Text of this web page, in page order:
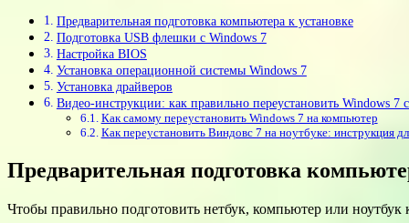
Предварительная подготовка компьютера к установке
Подготовка USB флешки с Windows 7
Настройка BIOS
Установка операционной системы Windows 7
Установка драйверов
Видео-инструкции: как правильно переустановить Windows 7
Как самому переустановить Windows 7 на компьютер
Как переустановить Виндовс 7 на ноутбуке: инструкция
Предварительная подготовка
Чтобы правильно подготовить нетбук, компьютер или